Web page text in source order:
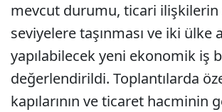
mevcut durumu, ticari ilişkilerin
seviyelere taşınması ve iki ülke
yapılabilecek yeni ekonomik iş
değerlendirildi. Toplantılarda
kapılarının ve ticaret hacminin